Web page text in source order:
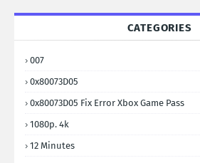
CATEGORIES
007
0x80073D05
0x80073D05 Fix Error Xbox Game Pass
1080p. 4k
12 Minutes